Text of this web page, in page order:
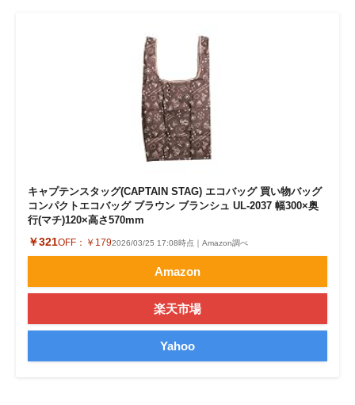
キャプテンスタッグ(CAPTAIN STAG) エコバッグ 買い物バッグ
コンパクトエコバッグ ブラウン ブランシュ UL-2037 幅300×奥
行(マチ)120×高さ570mm
￥321OFF： ￥1792026/03/25 17:08時点｜Amazon調べ
Amazon
楽天市場
Yahoo